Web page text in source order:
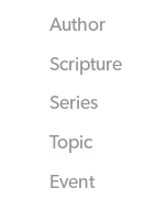
Author
Scripture
Series
Topic
Event